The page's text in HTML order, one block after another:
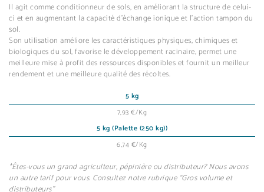
Il agit comme conditionneur de sols, en améliorant la structure de celui-
ci et en augmentant la capacité d’échange ionique et l’action tampon du
sol.
Son utilisation améliore les caractéristiques physiques, chimiques et
biologiques du sol, favorise le développement racinaire, permet une
meilleure mise à profit des ressources disponibles et fournit un meilleur
rendement et une meilleure qualité des récoltes.
5 kg
7,93 €/Kg
5 kg (Palette (250 kg))
6,74 €/Kg
*Êtes-vous un grand agriculteur, pépinière ou distributeur? Nous avons
un autre tarif pour vous. Consultez notre rubrique “Gros volume et
distributeurs”